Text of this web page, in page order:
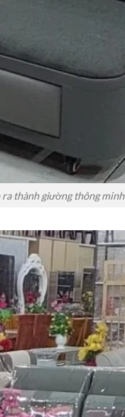
thành giường thông minh